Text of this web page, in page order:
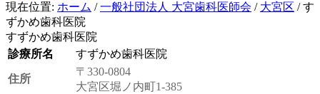
現在位置: ホーム / 一般社団法人 大宮歯科医師会 / 大宮区 / す
ずかめ歯科医院
すずかめ歯科医院
診療所名
すずかめ歯科医院
住所
〒330-0804
大宮区堀ノ内町1-385